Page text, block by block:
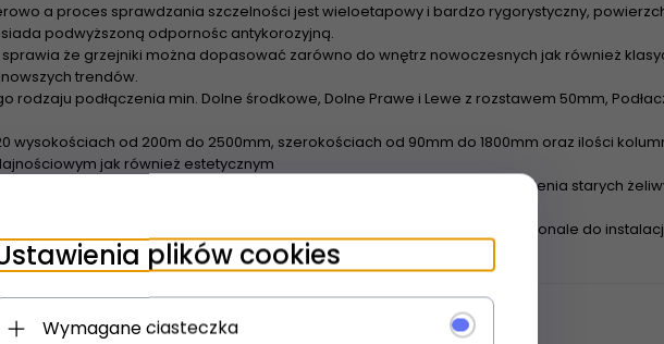
a proces sprawdzania szczelności jest wieloetapowy i bardzo rygorystyczny,
podwyższoną odpornośc antykorozyjną.
że grzejniki można dopasować zarówno do wnętrz nowoczesnych jak również
trendów.
podłączenia min. Dolne środkowe, Dolne Prawe i Lewe z rozstawem 50mm,
wysokościach od 200m do 2500mm, szerokościach od 90mm do 1800mm oraz ilości
jak również estetycznym
grzejników z rozstawem bocznym 500m Tesi nadają się do zastąpienia starych
- Dzięki szerokiej powierzchni grzewczej grzejniki nadaja się doskonale do
z pompami ciepła oraz kolektorami słonecznymi
plików cookies
Wymagane ciasteczka